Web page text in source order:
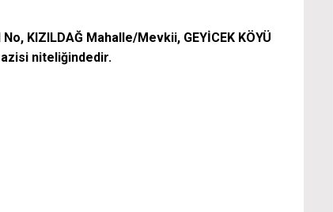
KIZILDAĞ Mahalle/Mevkii, GEYİCEK KÖYÜ
niteliğindedir.